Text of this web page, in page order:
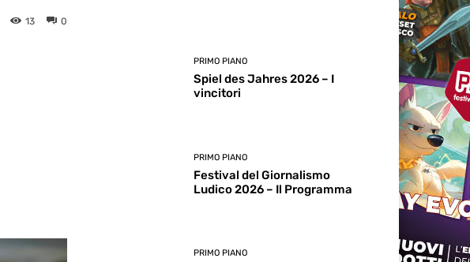
0
13
PRIMO PIANO
Spiel des Jahres 2026 – I
vincitori
PRIMO PIANO
Festival del Giornalismo
Ludico 2026 – Il Programma
PRIMO PIANO